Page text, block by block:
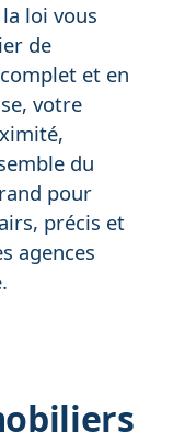
loi vous
de
et en
votre
du
pour
précis et
agences